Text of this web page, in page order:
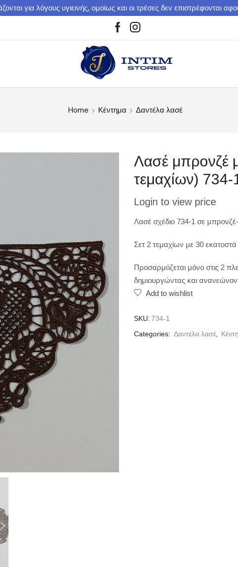
για λόγους υγιεινής, ομοίως και οι τρέσες δεν επιστρέφονται
Home Κέντημα Δαντέλα λασέ
Λασέ μπρονζέ
τεμαχίων) 734-
Login to view price
Λασέ σχέδιο 734-1 σε
Σετ 2 τεμαχίων με 30
Προσαρμόζεται μόνο στις 2
δημιουργώντας και
Add to wishlist
SKU: 734-1
Categories: Δαντέλα λασέ